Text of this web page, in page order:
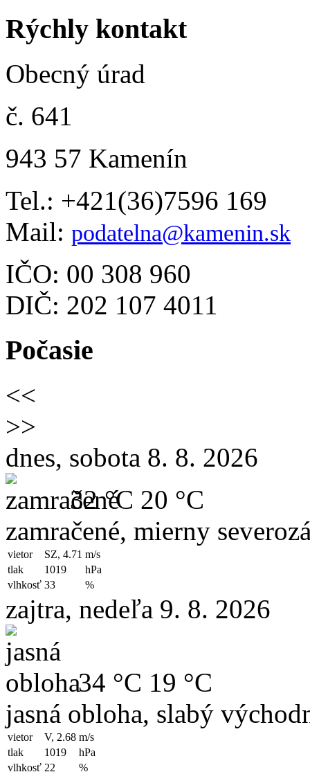
Rýchly kontakt
Obecný úrad
č. 641
943 57 Kamenín
Tel.: +421(36)7596 169
Mail: podatelna@kamenin.sk
IČO: 00 308 960
DIČ: 202 107 4011
Počasie
<<
>>
dnes, sobota 8. 8. 2026
32 °C 20 °C
zamračené, mierny
vietor SZ, 4.71 m/s
tlak
1019
hPa
vlhkosť 33 %
zajtra, nedeľa 9. 8. 2026
34 °C 19 °C
jasná obloha, slabý
vietor V, 2.68 m/s
tlak
1019
hPa
vlhkosť 22 %